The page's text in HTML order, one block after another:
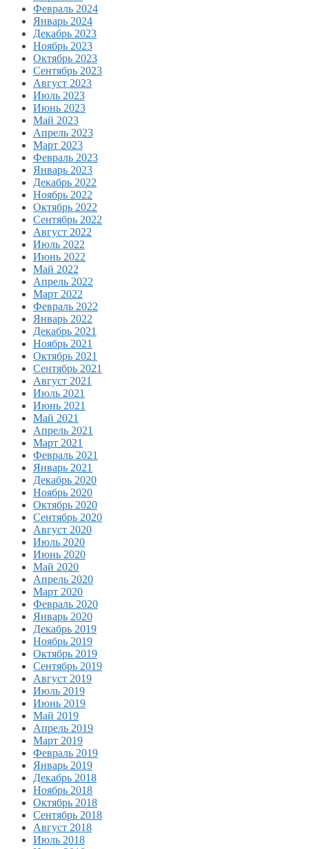
Февраль 2024
Январь 2024
Декабрь 2023
Ноябрь 2023
Октябрь 2023
Сентябрь 2023
Август 2023
Июль 2023
Июнь 2023
Май 2023
Апрель 2023
Март 2023
Февраль 2023
Январь 2023
Декабрь 2022
Ноябрь 2022
Октябрь 2022
Сентябрь 2022
Август 2022
Июль 2022
Июнь 2022
Май 2022
Апрель 2022
Март 2022
Февраль 2022
Январь 2022
Декабрь 2021
Ноябрь 2021
Октябрь 2021
Сентябрь 2021
Август 2021
Июль 2021
Июнь 2021
Май 2021
Апрель 2021
Март 2021
Февраль 2021
Январь 2021
Декабрь 2020
Ноябрь 2020
Октябрь 2020
Сентябрь 2020
Август 2020
Июль 2020
Июнь 2020
Май 2020
Апрель 2020
Март 2020
Февраль 2020
Январь 2020
Декабрь 2019
Ноябрь 2019
Октябрь 2019
Сентябрь 2019
Август 2019
Июль 2019
Июнь 2019
Май 2019
Апрель 2019
Март 2019
Февраль 2019
Январь 2019
Декабрь 2018
Ноябрь 2018
Октябрь 2018
Сентябрь 2018
Август 2018
Июль 2018